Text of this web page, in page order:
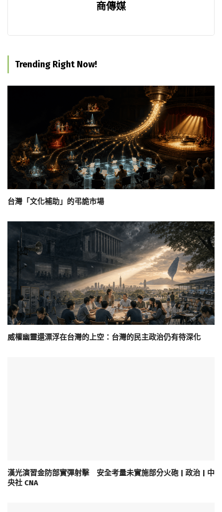
商傳媒
Trending Right Now!
台灣「文化補助」的弔詭市場
威權幽靈還漂浮在台灣的上空：台灣的民主政治仍有待深化
漢光演習金防部實彈射擊 安全考量未實施部分火砲 | 政治 | 中
央社 CNA